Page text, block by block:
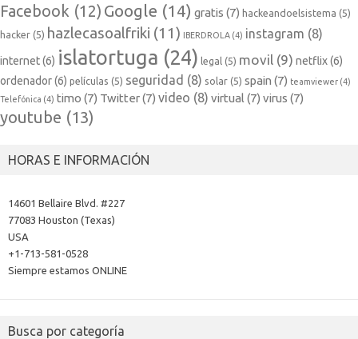
Facebook (12) Google (14) gratis (7) hackeandoelsistema (5)
hacker (5) hazlecasoalfriki (11) IBERDROLA (4) instagram (8)
internet(6) islatortuga (24) legal (5) movil (9) netflix(6)
ordenador(6) películas (5) seguridad (8) solar (5) spain (7) teamviewer (4)
Telefónica (4) timo (7) Twitter(7) video (8) virtual (7) virus (7)
youtube (13)
HORAS E INFORMACIÓN
14601 Bellaire Blvd. #227
77083 Houston (Texas)
USA
+1-713-581-0528
Siempre estamos ONLINE
Busca por categoría